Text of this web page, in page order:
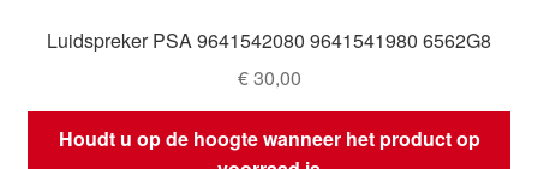
Luidspreker PSA 9641542080 9641541980 6562G8
€30,00
Houdt u op de hoogte wanneer het product op